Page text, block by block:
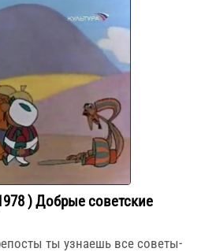
) Добрые советские
ты узнаешь все советы-